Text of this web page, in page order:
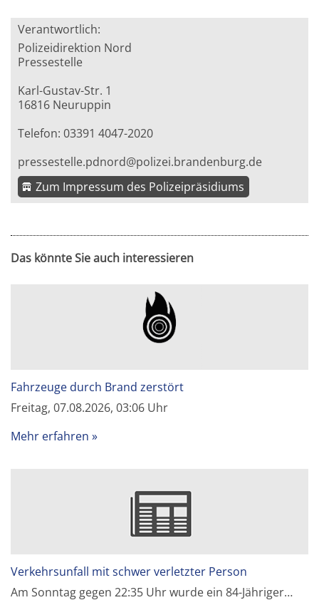
Verantwortlich:
Polizeidirektion Nord
Pressestelle
Karl-Gustav-Str. 1
16816 Neuruppin
Telefon: 03391 4047-2020
pressestelle.pdnord@polizei.brandenburg.de
Zum Impressum des Polizeipräsidiums
Das könnte Sie auch interessieren
Fahrzeuge durch Brand zerstört
Freitag, 07.08.2026, 03:06 Uhr
Mehr erfahren
Verkehrsunfall mit schwer verletzter Person
Am Sonntag gegen 22:35 Uhr wurde ein 84-Jähriger…